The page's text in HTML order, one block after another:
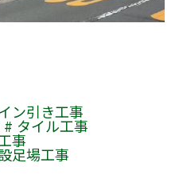
ン引き工事
タイル工事
事
足場工事